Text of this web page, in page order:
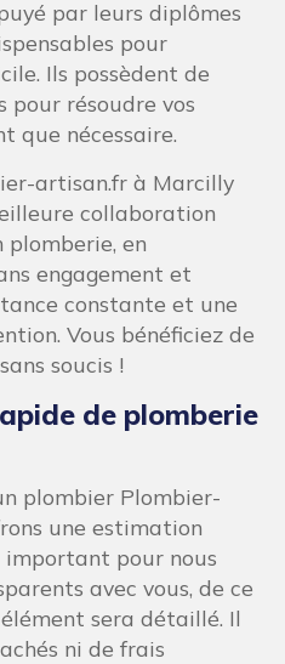
par leurs diplômes
pour
Ils possèdent de
pour résoudre vos
que nécessaire.
artisan.fr à Marcilly
collaboration
plomberie, en
engagement et
constante et une
Vous bénéficiez de
soucis !
de plomberie
plombier Plombier-
une estimation
important pour nous
avec vous, de ce
sera détaillé. Il
ni de frais